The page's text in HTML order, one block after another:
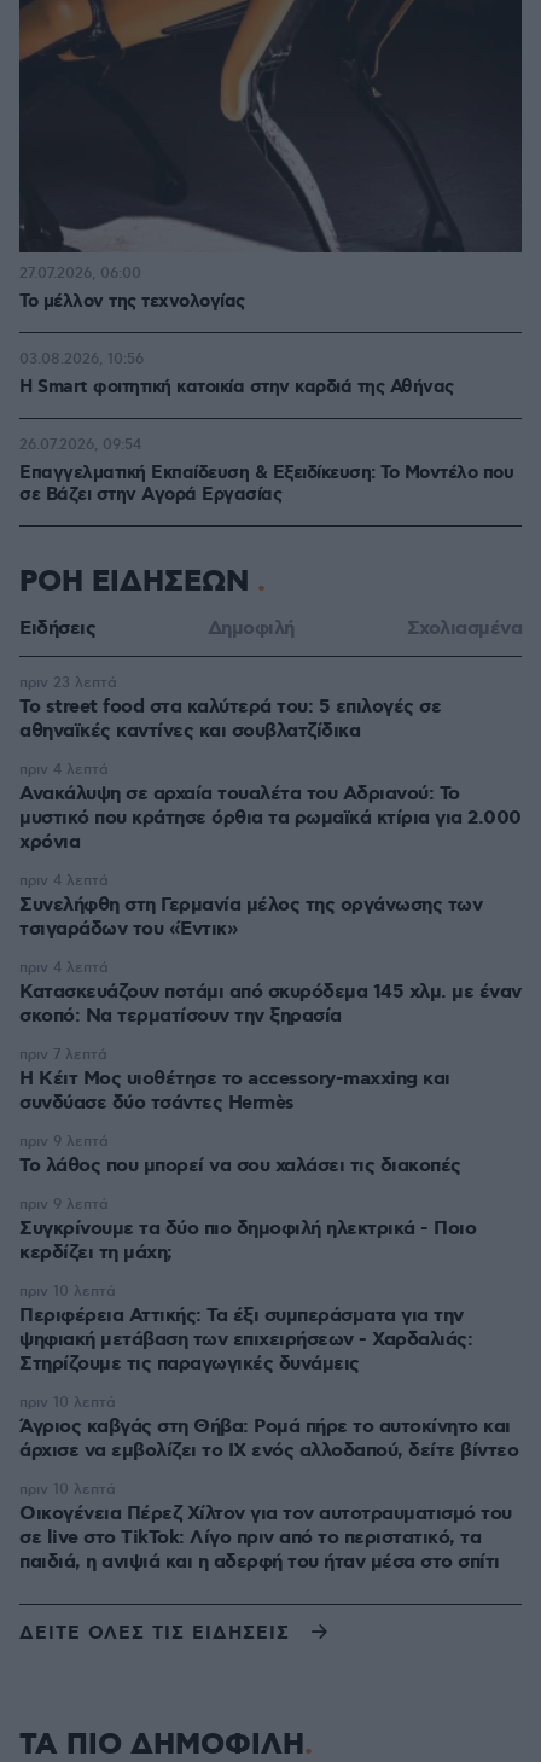
Το μέλλον της τεχνολογίας
27.07.2026, 06:00
Η Smart φοιτητική κατοικία στην καρδιά της Αθήνας
03.08.2026, 10:56
Επαγγελματική Εκπαίδευση & Εξειδίκευση: Το Mοντέλο που
σε Bάζει στην Aγορά Eργασίας
26.07.2026, 09:54
ΡΟΗ ΕΙΔΗΣΕΩΝ
Ειδήσεις Δημοφιλή Σχολιασμένα
Το street food στα καλύτερά του: 5 επιλογές σε
αθηναϊκές καντίνες και σουβλατζίδικα
πριν 23 λεπτά
Ανακάλυψη σε αρχαία τουαλέτα του Αδριανού: Το
μυστικό που κράτησε όρθια τα ρωμαϊκά κτίρια για 2.000
χρόνια
πριν 4 λεπτά
Συνελήφθη στη Γερμανία μέλος της οργάνωσης των
τσιγαράδων του «Έντικ»
πριν 4 λεπτά
Κατασκευάζουν ποτάμι από σκυρόδεμα 145 χλμ. με έναν
σκοπό: Να τερματίσουν την ξηρασία
πριν 4 λεπτά
Η Κέιτ Μος υιοθέτησε τo accessory-maxxing και
συνδύασε δύο τσάντες Hermès
πριν 7 λεπτά
Το λάθος που μπορεί να σου χαλάσει τις διακοπές
πριν 9 λεπτά
Συγκρίνουμε τα δύο πιο δημοφιλή ηλεκτρικά - Ποιο
κερδίζει τη μάχη;
πριν 9 λεπτά
Περιφέρεια Αττικής: Τα έξι συμπεράσματα για την
ψηφιακή μετάβαση των επιχειρήσεων - Χαρδαλιάς:
Στηρίζουμε τις παραγωγικές δυνάμεις
πριν 10 λεπτά
Άγριος καβγάς στη Θήβα: Ρομά πήρε το αυτοκίνητο και
άρχισε να εμβολίζει το ΙΧ ενός αλλοδαπού, δείτε βίντεο
πριν 10 λεπτά
Οικογένεια Πέρεζ Χίλτον για τον αυτοτραυματισμό του
σε live στο TikTok: Λίγο πριν από το περιστατικό, τα
παιδιά, η ανιψιά και η αδερφή του ήταν μέσα στο σπίτι
πριν 10 λεπτά
ΔΕΙΤΕ ΟΛΕΣ ΤΙΣ ΕΙΔΗΣΕΙΣ
ΤΑ ΠΙΟ ΔΗΜΟΦΙΛΗ